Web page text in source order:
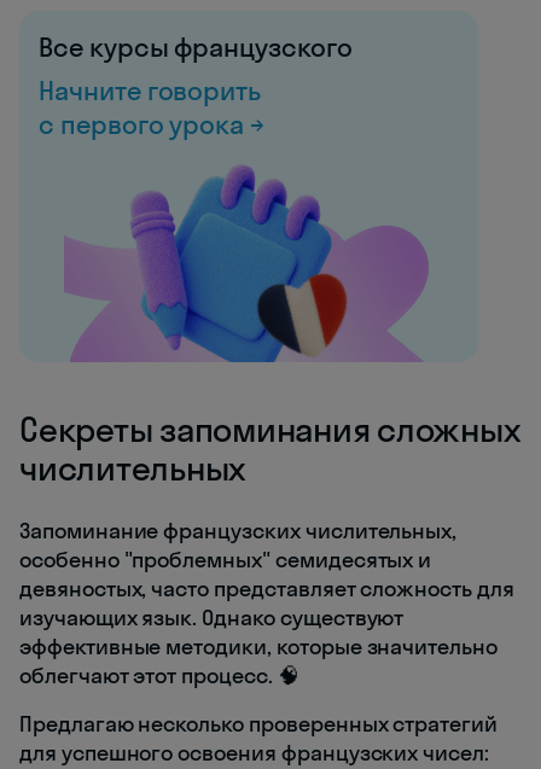
Все курсы французского
Начните говорить
с первого урока →
Секреты запоминания сложных
числительных
Запоминание французских числительных,
особенно "проблемных" семидесятых и
девяностых, часто представляет сложность для
изучающих язык. Однако существуют
эффективные методики, которые значительно
облегчают этот процесс. 🧠
Предлагаю несколько проверенных стратегий
для успешного освоения французских чисел: